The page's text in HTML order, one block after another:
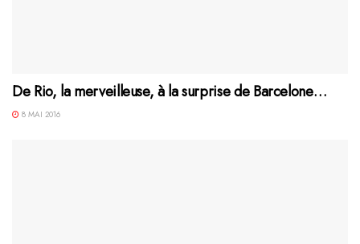
De Rio, la merveilleuse, à la surprise de Barcelone…
8 MAI 2016